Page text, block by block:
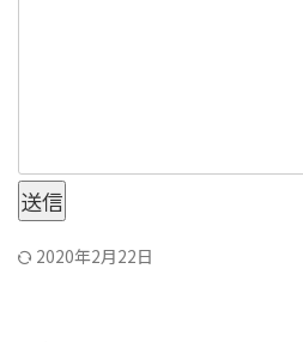
送信
2020年2月22日